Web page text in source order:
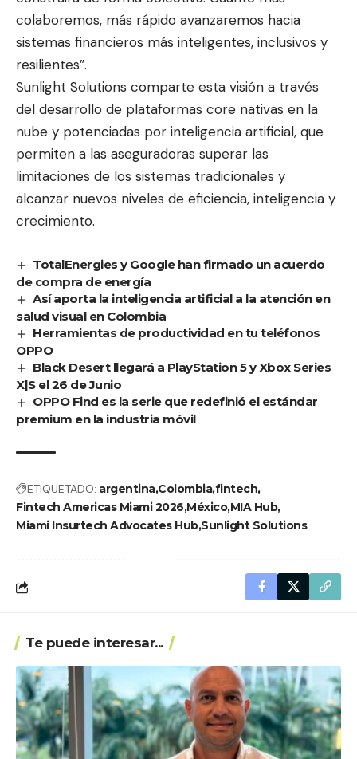
colaboremos, más rápido avanzaremos hacia
sistemas financieros más inteligentes, inclusivos y
resilientes”.
Sunlight Solutions comparte esta visión a través
del desarrollo de plataformas core nativas en la
nube y potenciadas por inteligencia artificial, que
permiten a las aseguradoras superar las
limitaciones de los sistemas tradicionales y
alcanzar nuevos niveles de eficiencia, inteligencia y
crecimiento.
TotalEnergies y Google han firmado un acuerdo
de compra de energía
Así aporta la inteligencia artificial a la atención en
salud visual en Colombia
Herramientas de productividad en tu teléfonos
OPPO
Black Desert llegará a PlayStation 5 y Xbox Series
X|S el 26 de Junio
OPPO Find es la serie que redefinió el estándar
premium en la industria móvil
ETIQUETADO: argentinaColombiafintech
Fintech Americas Miami 2026 MéxicoMIA Hub
Miami Insurtech Advocates HubSunlight Solutions
Te puede interesar...